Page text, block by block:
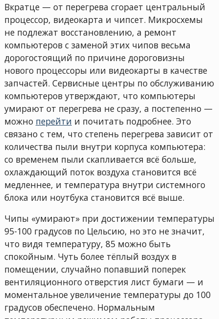
Вкратце — от перегрева сгорает центральный
процессор, видеокарта и чипсет. Микросхемы
не подлежат восстановлению, а ремонт
компьютеров с заменой этих чипов весьма
дорогостоящий по причине дороговизны
нового процессоры или видеокарты в качестве
запчастей. Сервисные центры по обслуживанию
компьютеров утверждают, что компьютеры
умирают от перегрева не сразу, а постепенно —
можно перейти и почитать подробнее. Это
связано с тем, что степень перегрева зависит от
количества пыли внутри корпуса компьютера:
со временем пыли скапливается всё больше,
охлаждающий поток воздуха становится всё
медленнее, и температура внутри системного
блока или ноутбука становится всё выше.
Чипы «умирают» при достижении температуры
95-100 градусов по Цельсию, но это не значит,
что видя температуру, 85 можно быть
спокойным. Чуть более тёплый воздух в
помещении, случайно попавший поперек
вентиляционного отверстия лист бумаги — и
моментальное увеличение температуры до 100
градусов обеспечено. Нормальным